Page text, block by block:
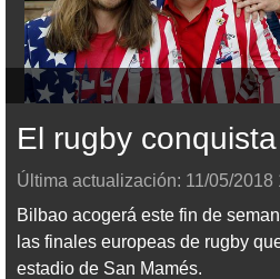
El rugby
Última actualización: 11/05/2018
Bilbao acogerá este fin de
las finales europeas de rugby
estadio de San Mamés.